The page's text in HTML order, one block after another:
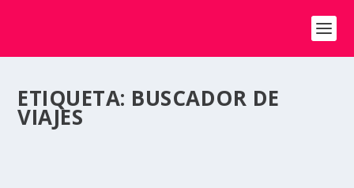
ETIQUETA: BUSCADOR DE
VIAJES